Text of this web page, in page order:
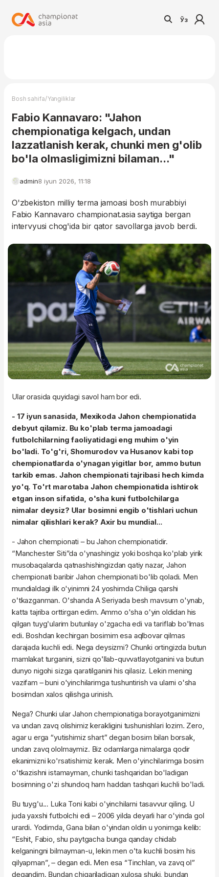
Ўз
Bosh sahifa/Yangiliklar
Fabio Kannavaro: "Jahon
chempionatiga kelgach, undan
lazzatlanish kerak, chunki men g'olib
bo'la olmasligimizni bilaman..."
admin8 iyun 2026, 11:18
O'zbekiston milliy terma jamoasi bosh murabbiyi
Fabio Kannavaro championat.asia saytiga bergan
intervyusi chog'ida bir qator savollarga javob berdi.
Ular orasida quyidagi savol ham bor edi.
- 17 iyun sanasida, Mexikoda Jahon chempionatida
debyut qilamiz. Bu ko'plab terma jamoadagi
futbolchilarning faoliyatidagi eng muhim o'yin
bo'ladi. To'g'ri, Shomurodov va Husanov kabi top
chempionatlarda o'ynagan yigitlar bor, ammo butun
tarkib emas. Jahon chempionati tajribasi hech kimda
yo'q. To'rt marotaba Jahon chempionatida ishtirok
etgan inson sifatida, o'sha kuni futbolchilarga
nimalar deysiz? Ular bosimni engib o'tishlari uchun
nimalar qilishlari kerak? Axir bu mundial...
- Jahon chempionati – bu Jahon chempionatidir.
“Manchester Siti”da o'ynashingiz yoki boshqa ko'plab yirik
musobaqalarda qatnashishingizdan qatiy nazar, Jahon
chempionati baribir Jahon chempionati bo'lib qoladi. Men
mundialdagi ilk o'yinimni 24 yoshimda Chiliga qarshi
o'tkazganman. O'shanda A Seriyada besh mavsum o'ynab,
katta tajriba orttirgan edim. Ammo o'sha o'yin oldidan his
qilgan tuyg'ularim butunlay o'zgacha edi va tariflab bo'lmas
edi. Boshdan kechirgan bosimim esa aqlbovar qilmas
darajada kuchli edi. Nega deysizmi? Chunki ortingizda butun
mamlakat turganini, sizni qo'llab-quvvatlayotganini va butun
dunyo nigohi sizga qaratilganini his qilasiz. Lekin mening
vazifam – buni o'yinchilarimga tushuntirish va ularni o'sha
bosimdan xalos qilishga urinish.
Nega? Chunki ular Jahon chempionatiga borayotganimizni
va undan zavq olishimiz kerakligini tushunishlari lozim. Zero,
agar u erga “yutishimiz shart” degan bosim bilan borsak,
undan zavq ololmaymiz. Biz odamlarga nimalarga qodir
ekanimizni ko'rsatishimiz kerak. Men o'yinchilarimga bosim
o'tkazishni istamayman, chunki tashqaridan bo'ladigan
bosimning o'zi shundoq ham haddan tashqari kuchli bo'ladi.
Bu tuyg'u... Luka Toni kabi o'yinchilarni tasavvur qiling. U
juda yaxshi futbolchi edi – 2006 yilda deyarli har o'yinda gol
urardi. Yodimda, Gana bilan o'yindan oldin u yonimga kelib:
“Eshit, Fabio, shu paytgacha bunga qanday chidab
kelganingni bilmayman-u, lekin men o'ta kuchli bosim his
qilyapman”, – degan edi. Men esa “Tinchlan, va zavq ol”
degandim. Bundan chiqariladigan xulosa shuki, bundan